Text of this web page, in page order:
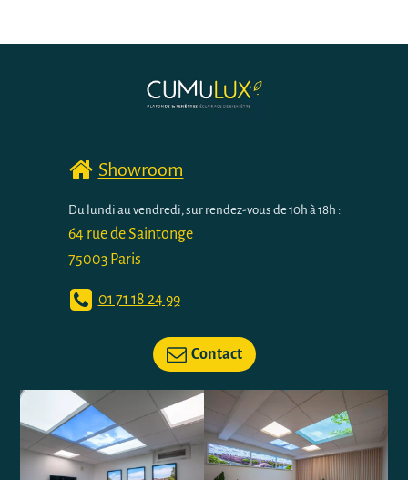
Showroom
Du lundi au vendredi, sur rendez-vous de 10h à 18h :
64 rue de Saintonge
75003 Paris
01 71 18 24 99
Contact